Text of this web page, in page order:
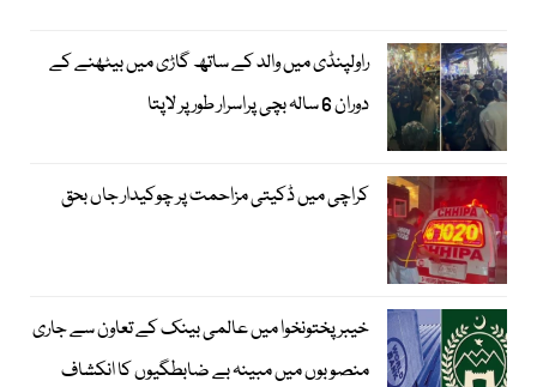
راولپنڈی میں والد کے ساتھ گاڑی میں بیٹھنے کے
دوران 6 سالہ بچی پراسرار طور پر لاپتا
کراچی میں ڈکیتی مزاحمت پر چوکیدار جاں بحق
خیبرپختونخوا میں عالمی بینک کے تعاون سے جاری
منصوبوں میں مبینہ بے ضابطگیوں کا انکشاف